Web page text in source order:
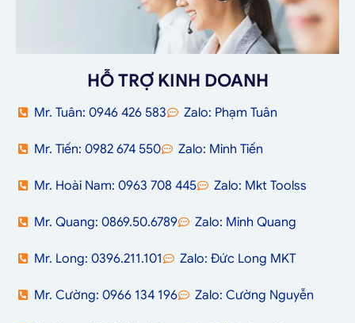
HỖ TRỢ KINH DOANH
Mr. Tuân: 0946 426 583 Zalo: Phạm Tuân
Mr. Tiến: 0982 674 550 Zalo: Minh Tiến
Mr. Hoài Nam: 0963 708 445 Zalo: Mkt Toolss
Mr. Quang: 0869.50.6789 Zalo: Minh Quang
Mr. Long: 0396.211.101 Zalo: Đức Long MKT
Mr. Cường: 0966 134 196 Zalo: Cường Nguyễn